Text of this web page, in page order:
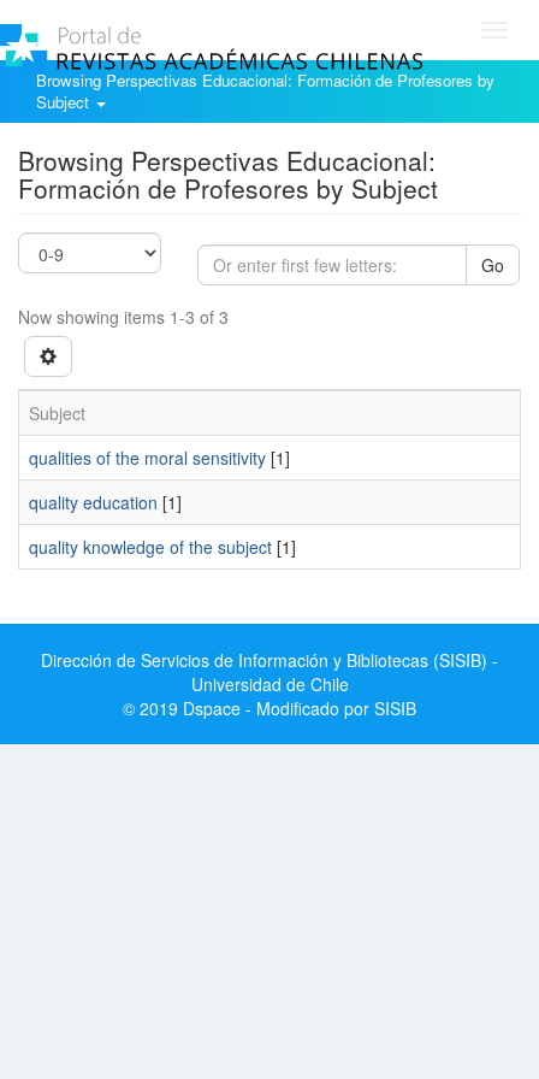
Browsing Perspectivas Educacional: Formación de Profesores by
Subject
Browsing Perspectivas Educacional:
Formación de Profesores by Subject
Go
Now showing items 1-3 of 3
Subject
qualities of the moral sensitivity [1]
quality education [1]
quality knowledge of the subject [1]
Dirección de Servicios de Información y Bibliotecas (SISIB) -
Universidad de Chile
© 2019 Dspace - Modificado por SISIB